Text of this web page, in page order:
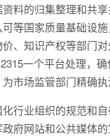
料的归集整理和共
等国家质量基础设
、知识产权等部门
一个平台处理，
市场监管部门精确
行业组织的规范和
府网站和公共媒体